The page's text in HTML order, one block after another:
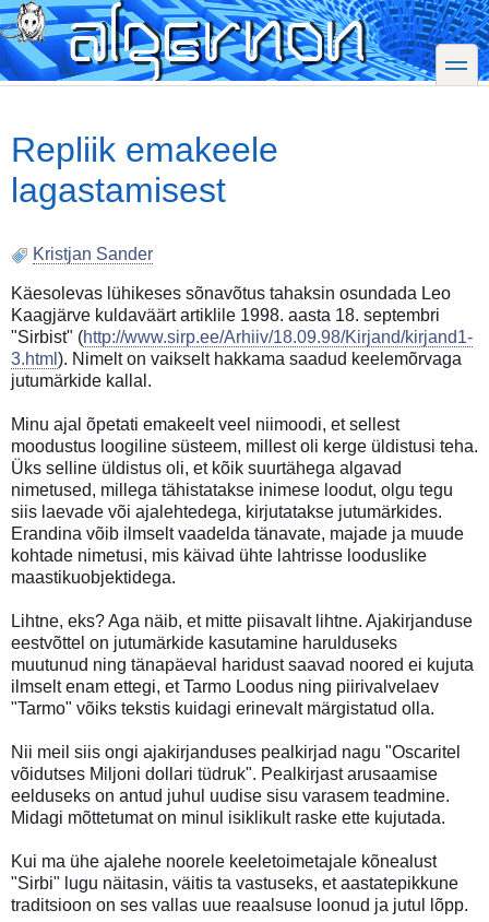
Skip
to
main
content
toggle
Repliik emakeele
lagastamisest
Kristjan Sander
Käesolevas lühikeses sõnavõtus tahaksin osundada Leo
Kaagjärve kuldaväärt artiklile 1998. aasta 18. septembri
"Sirbist" (http://www.sirp.ee/Arhiiv/18.09.98/Kirjand/kirjand1-
3.html ). Nimelt on vaikselt hakkama saadud keelemõrvaga
jutumärkide kallal.
Minu ajal õpetati emakeelt veel niimoodi, et sellest
moodustus loogiline süsteem, millest oli kerge üldistusi teha.
Üks selline üldistus oli, et kõik suurtähega algavad
nimetused, millega tähistatakse inimese loodut, olgu tegu
siis laevade või ajalehtedega, kirjutatakse jutumärkides.
Erandina võib ilmselt vaadelda tänavate, majade ja muude
kohtade nimetusi, mis käivad ühte lahtrisse looduslike
maastikuobjektidega.
Lihtne, eks? Aga näib, et mitte piisavalt lihtne. Ajakirjanduse
eestvõttel on jutumärkide kasutamine harulduseks
muutunud ning tänapäeval haridust saavad noored ei kujuta
ilmselt enam ettegi, et Tarmo Loodus ning piirivalvelaev
"Tarmo" võiks tekstis kuidagi erinevalt märgistatud olla.
Nii meil siis ongi ajakirjanduses pealkirjad nagu "Oscaritel
võidutses Miljoni dollari tüdruk". Pealkirjast arusaamise
eelduseks on antud juhul uudise sisu varasem teadmine.
Midagi mõttetumat on minul isiklikult raske ette kujutada.
Kui ma ühe ajalehe noorele keeletoimetajale kõnealust
"Sirbi" lugu näitasin, väitis ta vastuseks, et aastatepikkune
traditsioon on ses vallas uue reaalsuse loonud ja jutul lõpp.